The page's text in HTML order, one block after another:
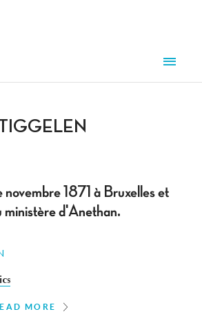
novembre 1871 à Bruxelles et
ministère d'Anethan.
MORE